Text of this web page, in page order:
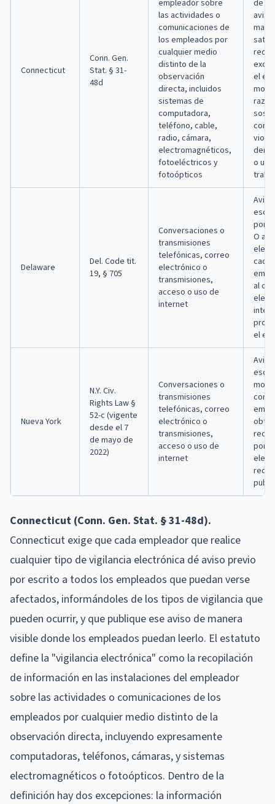
Connecticut
Conn. Gen.
Stat. § 31-
48d
empleador sobre
las actividades o
comunicaciones de
los empleados por
cualquier medio
distinto de la
observación
directa, incluidos
sistemas de
computadora,
teléfono, cable,
radio, cámara,
electromagnéticos,
fotoeléctricos y
fotoópticos
de
el
o un
Delaware
Del. Code tit.
19, § 705
Conversaciones o
transmisiones
telefónicas, correo
electrónico o
transmisiones,
acceso o uso de
internet
por
O
cada
al
el
Nueva York
N.Y. Civ.
Rights Law §
52-c (vigente
desde el 7
de mayo de
2022)
Conversaciones o
transmisiones
telefónicas, correo
electrónico o
transmisiones,
acceso o uso de
internet
por
Connecticut (Conn. Gen. Stat. § 31-48d).
Connecticut exige que cada empleador que realice
cualquier tipo de vigilancia electrónica dé aviso previo
por escrito a todos los empleados que puedan verse
afectados, informándoles de los tipos de vigilancia que
pueden ocurrir, y que publique ese aviso de manera
visible donde los empleados puedan leerlo. El estatuto
define la "vigilancia electrónica" como la recopilación
de información en las instalaciones del empleador
sobre las actividades o comunicaciones de los
empleados por cualquier medio distinto de la
observación directa, incluyendo expresamente
computadoras, teléfonos, cámaras, y sistemas
electromagnéticos o fotoópticos. Dentro de la
definición hay dos excepciones: la información